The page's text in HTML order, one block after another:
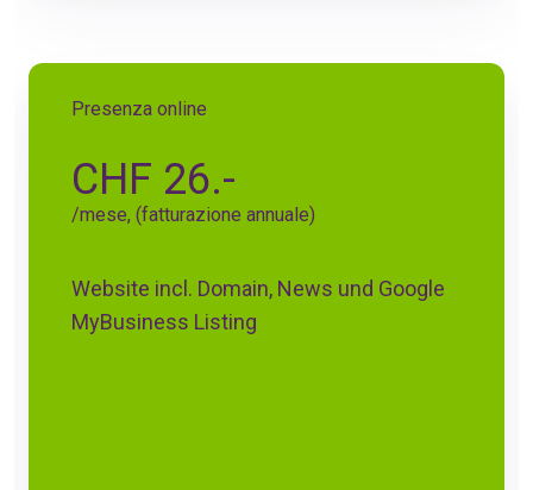
Presenza online
CHF 26.-
/mese, (fatturazione annuale)
Website incl. Domain, News und Google
MyBusiness Listing